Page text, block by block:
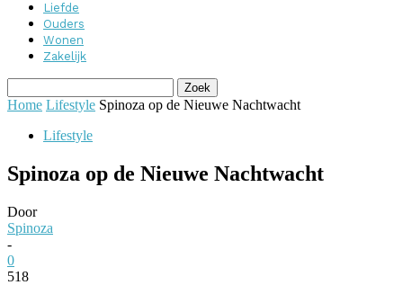
Liefde
Ouders
Wonen
Zakelijk
Home Lifestyle Spinoza op de Nieuwe Nachtwacht
Lifestyle
Spinoza op de Nieuwe Nachtwacht
Door
Spinoza
-
0
518